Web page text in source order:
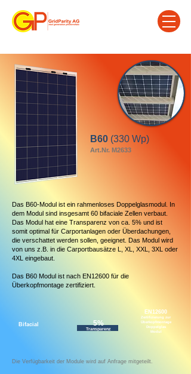
B60 (330 Wp)
Art.Nr. M2633
Das B60-Modul ist ein rahmenloses Doppelglasmodul. In
dem Modul sind insgesamt 60 bifaciale Zellen verbaut.
Das Modul hat eine Transparenz von ca. 5% und ist
somit optimal für Carportanlagen oder Überdachungen,
die verschattet werden sollen, geeignet. Das Modul wird
von uns z.B. in die Carportbausätze L, XL, XXL, 3XL oder
4XL eingebaut.
Das B60 Modul ist nach EN12600 für die
Überkopfmontage zertifiziert.
Bifacial 5%
Transparenz
EN12600
Zertifizierung zur
Überkopfmontage
Doppelglas
Modul
Die Verfügbarkeit der Module wird auf Anfrage mitgeteilt.